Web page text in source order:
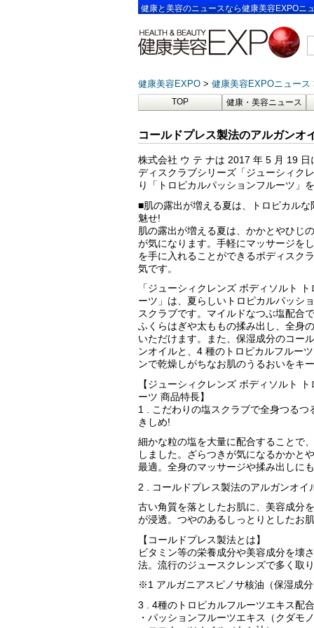
健康と美容のニュースなら健康美容EXPOニ
健康美容EXPO 健康美容EXPOニュース
TOP 健康・美容ニュース
コールドプレス製法のアルガンオ
株式会社 ウ テ ナは 2017 年 5 月 19
ディスクラブシリーズ「ジューシィク
り「トロピカルパッションフルーツ」
■肌の露出が増える夏は、トロピカル
魅せ!
肌の露出が増える夏は、かかとやひじ
が気になります。手軽にマッサージを
を手に入れることができるボディスク
気です。
「ジューシィクレンズ ボディソルト
ーツ」は、夏らしいトロピカルパッシ
スクラブです。マイルドなつぶ塩配合
ふくらはぎや太ももの揉み出し、全身
いただけます。また、保湿成分のコー
ンオイルと、4 種のトロピカルフルー
ンで乾燥しがちなお肌のうるおいをキ
【ジューシィクレンズ ボディソルト
ーツ 商品特長】
1 . こだわりの塩スクラブで全身つるつ
きしめ!
細かな粒の塩を大量に配合することで
しました。ざらつきが気になるかかと
最適。全身のマッサージや揉み出しに
2 . コールドプレス製法のアルガンオ
古い角質を落としたお肌に、美容成分
が浸透。つやのあるしっとりとしたお
【コールドプレス製法とは】
ビタミン等の栄養成分や美容成分を壊
法。流行のジュースクレンズで多く取
※1 アルガニアスピノサ核油（保湿成
3 . 4種のトロピカルフルーツエキス配
・パッションフルーツエキス（クダモ